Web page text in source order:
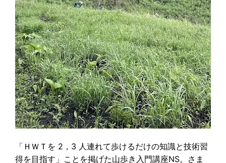
「ＨＷＴを 2，3 人連れて歩けるだけの知識と技術習
得を目指す」ことを掲げた山歩き入門講座NS。さま